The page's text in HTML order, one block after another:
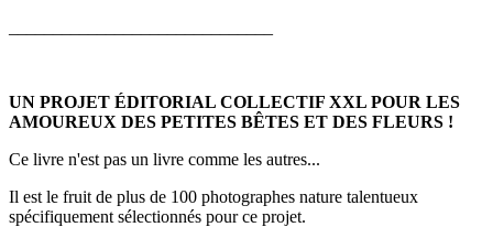
UN PROJET ÉDITORIAL COLLECTIF XXL POUR LES
AMOUREUX DES PETITES BÊTES ET DES FLEURS !
Ce livre n'est pas un livre comme les autres...
Il est le fruit de plus de 100 photographes nature talentueux
spécifiquement sélectionnés pour ce projet.